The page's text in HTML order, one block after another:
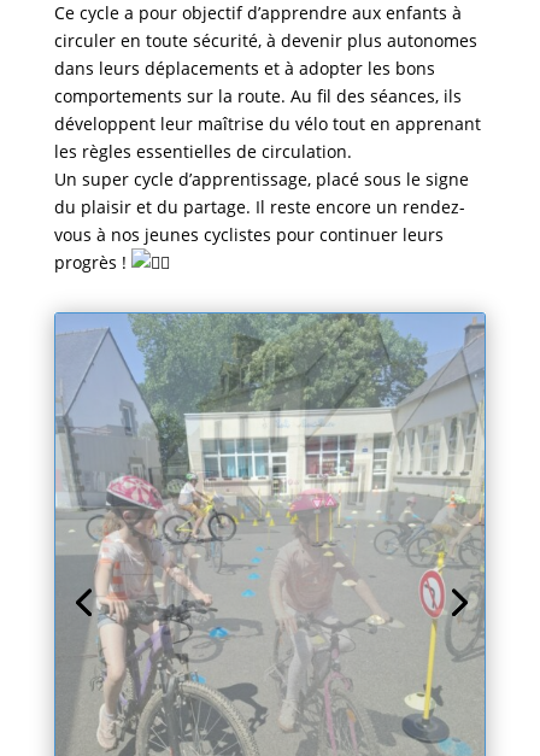
Ce cycle a pour objectif d’apprendre aux enfants à
circuler en toute sécurité, à devenir plus autonomes
dans leurs déplacements et à adopter les bons
comportements sur la route. Au fil des séances, ils
développent leur maîtrise du vélo tout en apprenant
les règles essentielles de circulation.
Un super cycle d’apprentissage, placé sous le signe
du plaisir et du partage. Il reste encore un rendez-
vous à nos jeunes cyclistes pour continuer leurs
progrès !